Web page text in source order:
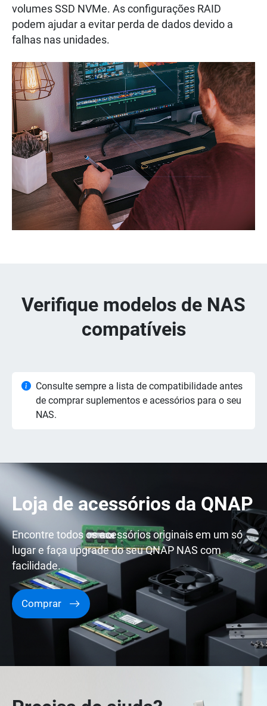
volumes SSD NVMe. As configurações RAID
podem ajudar a evitar perda de dados devido a
falhas nas unidades.
Verifique modelos de NAS
compatíveis
Consulte sempre a lista de compatibilidade antes
de comprar suplementos e acessórios para o seu
NAS.
Loja de acessórios da QNAP
Encontre todos os acessórios originais em um só
lugar e faça upgrade do seu QNAP NAS com
facilidade.
Comprar